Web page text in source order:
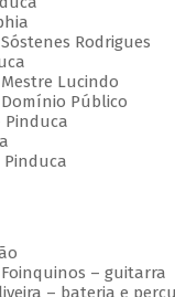
Rodrigues
Lucindo
Público
Pinduca
Pinduca
– guitarra